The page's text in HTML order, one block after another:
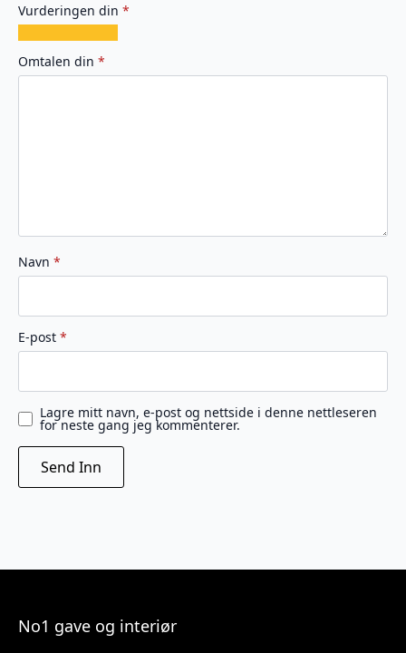
Vurderingen din *
av
5
av
5
av
5
av
5
av
5
Omtalen din *
Navn *
E-post *
Lagre mitt navn, e-post og nettside i denne nettleseren
for neste gang jeg kommenterer.
No1 gave og interiør